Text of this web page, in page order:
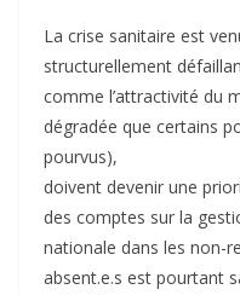
La crise sanitaire est
structurellement
comme l’attractivité du
dégradée que certains
pourvus),
doivent devenir une
des comptes sur la
nationale dans les non-
absent.e.s est pourtant